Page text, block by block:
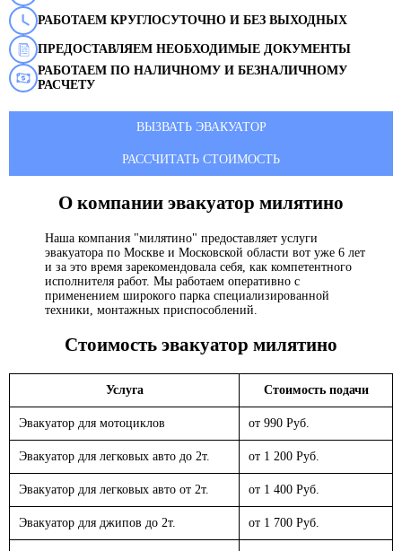
РАБОТАЕМ КРУГЛОСУТОЧНО И БЕЗ ВЫХОДНЫХ
ПРЕДОСТАВЛЯЕМ НЕОБХОДИМЫЕ ДОКУМЕНТЫ
РАБОТАЕМ ПО НАЛИЧНОМУ И БЕЗНАЛИЧНОМУ
РАСЧЕТУ
ВЫЗВАТЬ ЭВАКУАТОР
РАССЧИТАТЬ СТОИМОСТЬ
О компании эвакуатор милятино
Наша компания "милятино" предоставляет услуги
эвакуатора по Москве и Московской области вот уже 6 лет
и за это время зарекомендовала себя, как компетентного
исполнителя работ. Мы работаем оперативно с
применением широкого парка специализированной
техники, монтажных приспособлений.
Стоимость эвакуатор милятино
Услуга Стоимость подачи
Эвакуатор для мотоциклов от 990 Руб.
Эвакуатор для легковых авто до 2т. от 1 200 Руб.
Эвакуатор для легковых авто от 2т. от 1 400 Руб.
Эвакуатор для джипов до 2т. от 1 700 Руб.